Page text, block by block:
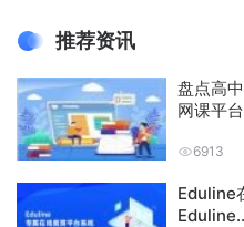
推荐资讯
盘点高
网课平
6913
Eduline